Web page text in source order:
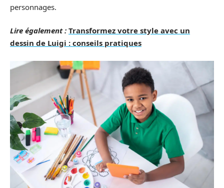
personnages.
Lire également : Transformez votre style avec un
dessin de Luigi : conseils pratiques